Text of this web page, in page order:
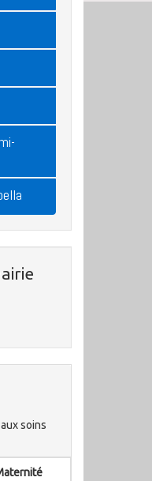
soins